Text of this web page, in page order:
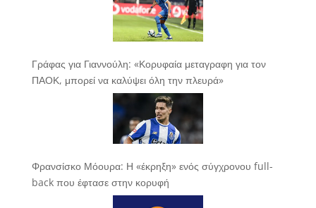
Γράφας για Γιαννούλη: «Κορυφαία μεταγραφη για τον
ΠΑΟΚ, μπορεί να καλύψει όλη την πλευρά»
Φρανσίσκο Μόουρα: Η «έκρηξη» ενός σύγχρονου full-
back που έφτασε στην κορυφή